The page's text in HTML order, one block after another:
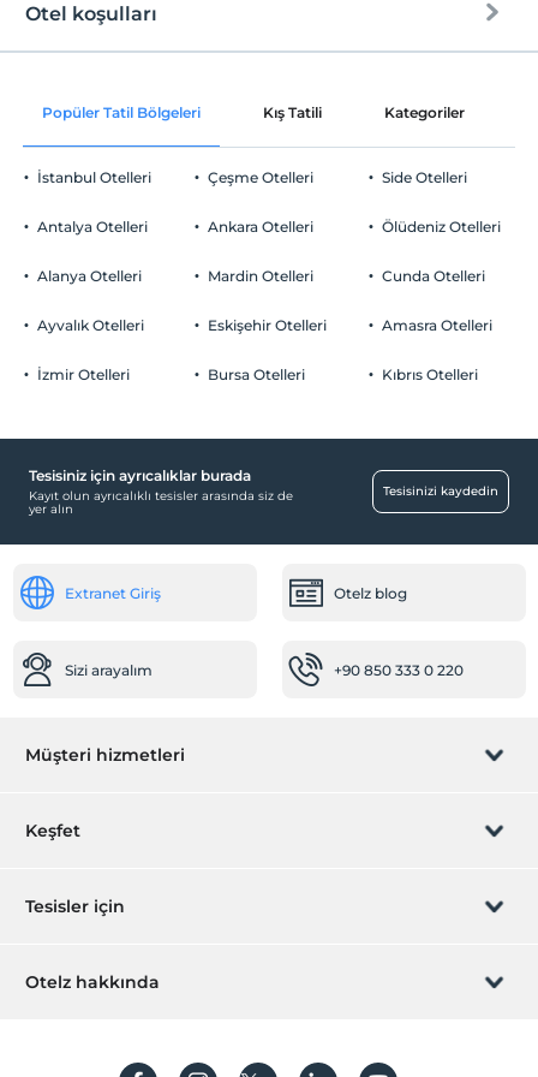
Evcil hayvan kabul edilmemektedir.
Sigara
Giriş saatleri
Çocuklar
2 yaşına kadar olan bebekler ücretsizdir.
Çakıl plaj
Ücretsiz Özel Otopark
Otopark (Tesis bünyesinde)
Klima
Otel koşulları
Check/in
Check/out
En geç saat 10:00 ve öncesi
Evcil Hayvan
2 yaşına kadar olan bebekler ücretsizdir.
Popüler Tatil Bölgeleri Kış Tatili Kategoriler
İstanbul Otelleri
Antalya Otelleri
Alanya Otelleri
Ayvalık Otelleri
İzmir Otelleri
Çeşme Otelleri
Ankara Otelleri
Mardin Otelleri
Eskişehir Otelleri
Bursa Otelleri
Side Otelleri
Ölüdeniz Otelleri
Cunda Otelleri
Amasra Otelleri
Kıbrıs Otelleri
Tesisiniz için ayrıcalıklar burada
Kayıt olun ayrıcalıklı tesisler arasında siz de
yer alın
Tesisinizi kaydedin
Extranet Giriş Otelz blog
Sizi arayalım +90 850 333 0 220
Müşteri hizmetleri
Rezervasyon yönet
Sıkça sorulan sorular
Keşfet
Hediye Kart
Tesisler için
Hemen tesisinizi ekleyin
Otelz hakkında